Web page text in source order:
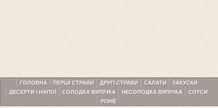
ГОЛОВНА ПЕРШІ СТРАВИ ДРУГІ СТРАВИ САЛАТИ
ЗАКУСКИ
ДЕСЕРТИ І НАПОЇ
СОЛОДКА ВИПІЧКА НЕСОЛОДКА ВИПІЧКА
СОУСИ
РІЗНЕ